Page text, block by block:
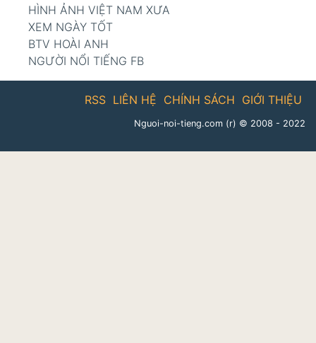
HÌNH ẢNH VIỆT NAM XƯA
XEM NGÀY TỐT
BTV HOÀI ANH
NGƯỜI NỔI TIẾNG FB
GIỚI THIỆU
CHÍNH SÁCH
LIÊN HỆ
RSS
Nguoi-noi-tieng.com (r) © 2008 - 2022